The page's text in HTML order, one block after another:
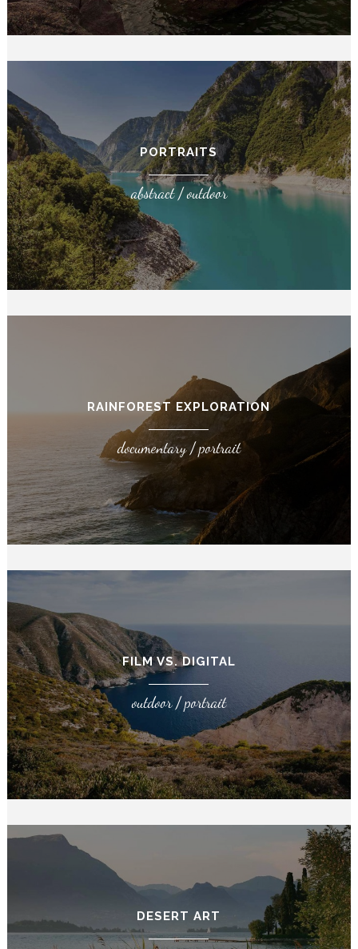
PORTRAITS
abstract / outdoor
RAINFOREST EXPLORATION
documentary / portrait
FILM VS. DIGITAL
outdoor / portrait
DESERT ART